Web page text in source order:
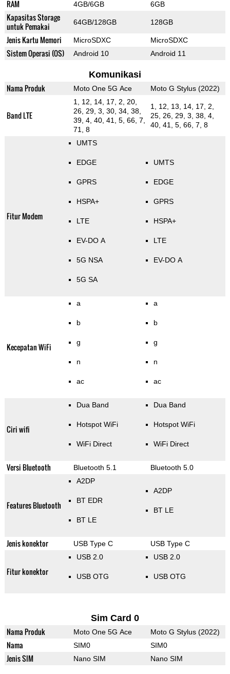
RAM 4GB/6GB 6GB
Kapasitas Storage
untuk Pemakai
64GB/128GB 128GB
Jenis Kartu Memori MicroSDXC MicroSDXC
Sistem Operasi (OS) Android 10 Android 11
Komunikasi
Nama Produk Moto One 5G Ace Moto G Stylus (2022)
Band LTE
1, 12, 14, 17, 2, 20,
26, 29, 3, 30, 34, 38,
39, 4, 40, 41, 5, 66, 7,
71, 8
1, 12, 13, 14, 17, 2,
25, 26, 29, 3, 38, 4,
40, 41, 5, 66, 7, 8
Fitur Modem
UMTS
EDGE
GPRS
HSPA+
LTE
EV-DO A
5G NSA
5G SA
UMTS
EDGE
GPRS
HSPA+
LTE
EV-DO A
Kecepatan WiFi
a
b
g
n
ac
a
b
g
n
ac
Ciri wifi
Dua Band
Hotspot WiFi
WiFi Direct
Dua Band
Hotspot WiFi
WiFi Direct
Versi Bluetooth Bluetooth 5.1 Bluetooth 5.0
Features Bluetooth
A2DP
BT EDR
BT LE
A2DP
BT LE
Jenis konektor USB Type C USB Type C
Fitur konektor
USB 2.0
USB OTG
USB 2.0
USB OTG
Sim Card 0
Nama Produk Moto One 5G Ace Moto G Stylus (2022)
Nama SIM0 SIM0
Jenis SIM Nano SIM Nano SIM